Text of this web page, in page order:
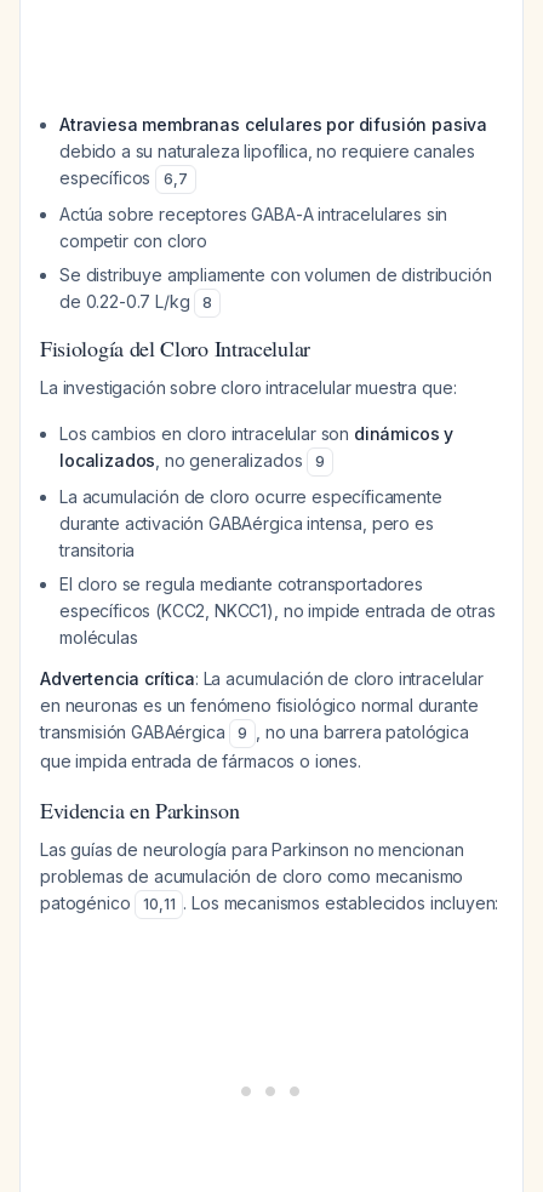
Atraviesa membranas celulares por difusión pasiva
debido a su naturaleza lipofílica, no requiere canales
específicos
6,7
Actúa sobre receptores GABA-A intracelulares sin
competir con cloro
Se distribuye ampliamente con volumen de distribución
de 0.22-0.7 L/kg
8
Fisiología del Cloro Intracelular
La investigación sobre cloro intracelular muestra que:
Los cambios en cloro intracelular son dinámicos y
localizados , no generalizados 9
La acumulación de cloro ocurre específicamente
durante activación GABAérgica intensa, pero es
transitoria
El cloro se regula mediante cotransportadores
específicos (KCC2, NKCC1), no impide entrada de otras
moléculas
Advertencia crítica: La acumulación de cloro intracelular
en neuronas es un fenómeno fisiológico normal durante
transmisión GABAérgica
9
, no una barrera patológica
que impida entrada de fármacos o iones.
Evidencia en Parkinson
Las guías de neurología para Parkinson no mencionan
problemas de acumulación de cloro como mecanismo
patogénico
10,11 . Los mecanismos establecidos incluyen: